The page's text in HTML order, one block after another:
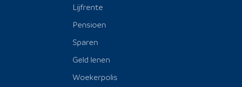
Lijfrente
Pensioen
Sparen
Geld lenen
Woekerpolis